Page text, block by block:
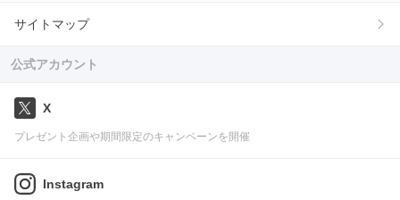
サイトマップ
公式アカウント
X
プレゼント企画や期間限定のキャンペーンを開催
Instagram